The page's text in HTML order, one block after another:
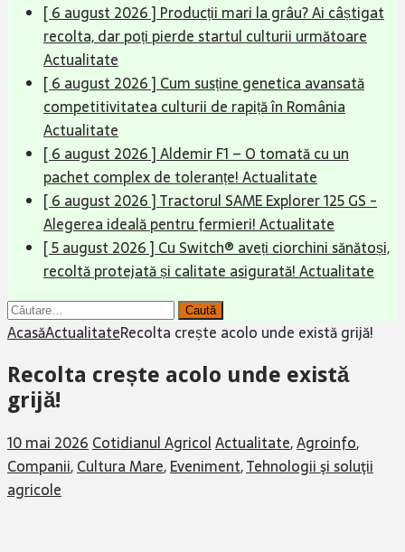
[ 6 august 2026 ] Producții mari la grâu? Ai câștigat
recolta, dar poți pierde startul culturii următoare
Actualitate
[ 6 august 2026 ] Cum susține genetica avansată
competitivitatea culturii de rapiță în România
Actualitate
[ 6 august 2026 ]Aldemir F1 – O tomată cu un
pachet complex de toleranțe!Actualitate
[ 6 august 2026 ]Tractorul SAME Explorer 125 GS -
Alegerea ideală pentru fermieri!Actualitate
[ 5 august 2026 ] Cu Switch® aveți ciorchini sănătoși,
recoltă protejată și calitate asigurată!Actualitate
Caută
după:
AcasăActualitateRecolta crește acolo unde există grijă!
Recolta crește acolo unde există
grijă!
10 mai 2026 Cotidianul AgricolActualitate,Agroinfo,
Companii,Cultura Mare,Eveniment,Tehnologii şi soluţii
agricole